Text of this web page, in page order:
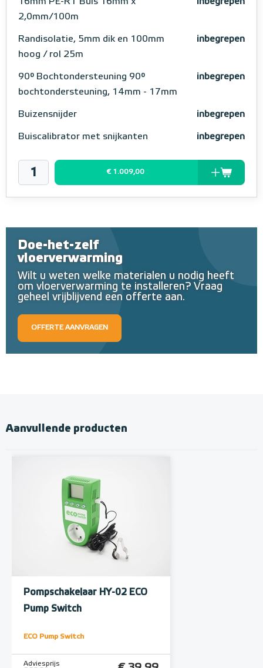
2,0mm/100m
Randisolatie, 5mm dik en 100mm
hoog / rol 25m
inbegrepen
90° Bochtondersteuning 90°
bochtondersteuning, 14mm - 17mm
inbegrepen
Buizensnijder inbegrepen
Buiscalibrator met snijkanten inbegrepen
€ 1.009,00
Doe-het-zelf
vloerverwarming
Wilt u weten welke materialen u nodig heeft
om vloerverwarming te installeren? Vraag
geheel vrijblijvend een offerte aan.
OFFERTE AANVRAGEN
Aanvullende producten
Pompschakelaar HY-02 ECO
Pump Switch
ECO Pump Switch
Adviesprijs